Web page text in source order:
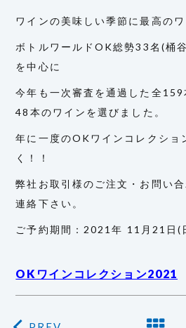
ワインの美味しい季節に最高の
ボトルワールドOK総勢33名(桶
を中心に
今年も一次審査を通過した全
48本のワインを選びました。
年に一度のOKワインコレクショ
く！！
弊社お取引様のご注文・お問い
連絡下さい。
ご予約期間：2021年 11月21日(
OKワインコレクション2021